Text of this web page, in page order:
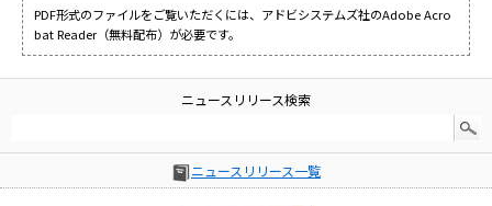
PDF形式のファイルをご覧いただくには、アドビシステムズ社のAdobe Acro
bat Reader（無料配布）が必要です。
ニュースリリース検索
ニュースリリース一覧